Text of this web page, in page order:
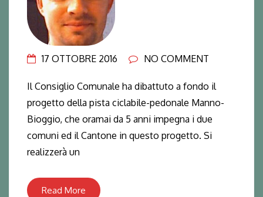
17 OTTOBRE 2016 NO COMMENT
Il Consiglio Comunale ha dibattuto a fondo il
progetto della pista ciclabile-pedonale Manno-
Bioggio, che oramai da 5 anni impegna i due
comuni ed il Cantone in questo progetto. Si
realizzerà un
Read More